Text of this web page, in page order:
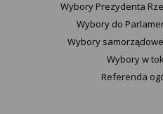
Wybory Prezydenta
Wybory do
Wybory
Wybory w
Referenda